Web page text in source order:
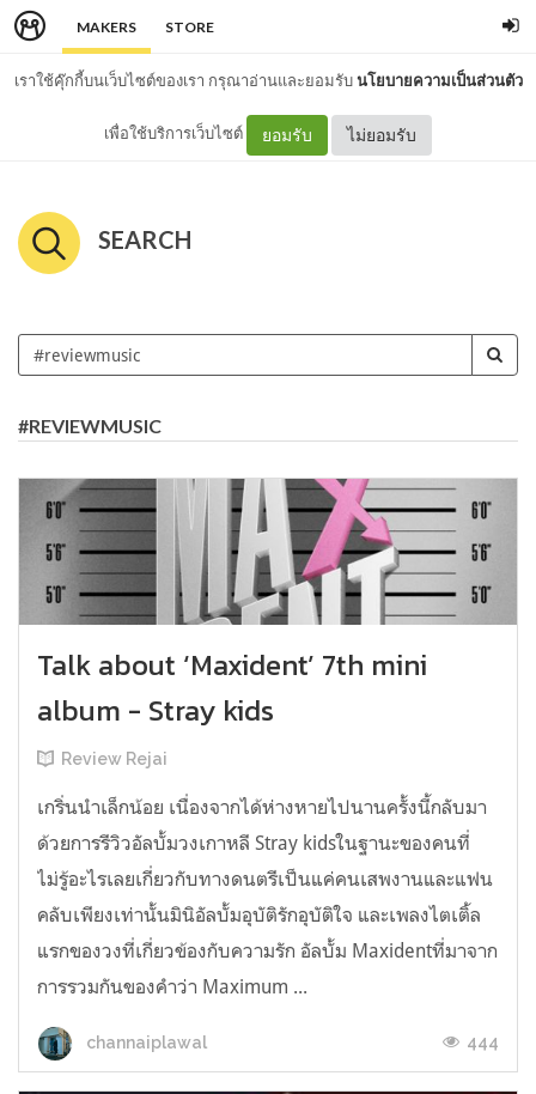
MAKERS STORE
เราใช้คุ๊กกี้บนเว็บไซต์ของเรา กรุณาอ่านและยอมรับนโยบายความเป็นส่วนตัว
เพื่อใช้บริการเว็บไซต์ ยอมรับ ไม่ยอมรับ
SEARCH
#REVIEWMUSIC
Talk about ‘Maxident’ 7th mini
album - Stray kids
Review Rejai
เกริ่นนำเล็กน้อย เนื่องจากได้ห่างหายไปนานครั้งนี้กลับมา
ด้วยการรีวิวอัลบั้มวงเกาหลี Stray kidsในฐานะของคนที่
ไม่รู้อะไรเลยเกี่ยวกับทางดนตรีเป็นแค่คนเสพงานและแฟน
คลับเพียงเท่านั้นมินิอัลบั้มอุบัติรักอุบัติใจ และเพลงไตเติ้ล
แรกของวงที่เกี่ยวข้องกับความรัก อัลบั้ม Maxidentที่มาจาก
การรวมกันของคำว่า Maximum ...
channaiplawal 444